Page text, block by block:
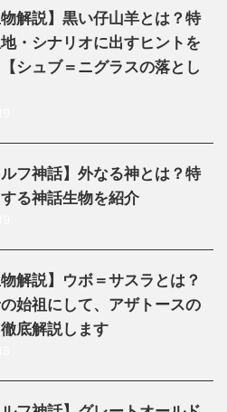
物解説】黒い仔山羊とは？特
・シナリオに出すヒントを
シュブ＝ニグラスの落とし
ルフ神話】外なる神とは？特
る神話生物を紹介
物解説】ウボ＝サスラとは？
の始祖にして、アザトースの
底解説します